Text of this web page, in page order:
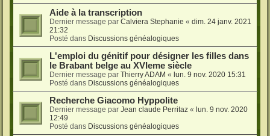
Aide à la transcription
Dernier message par Calviera Stephanie « dim. 24 janv. 2021
21:32
Posté dans Discussions généalogiques
L'emploi du génitif pour désigner les filles dans
le Brabant belge au XVIeme siècle
Dernier message par Thierry ADAM « lun. 9 nov. 2020 15:31
Posté dans Discussions généalogiques
Recherche Giacomo Hyppolite
Dernier message par Jean claude Perritaz « lun. 9 nov. 2020
12:49
Posté dans Discussions généalogiques